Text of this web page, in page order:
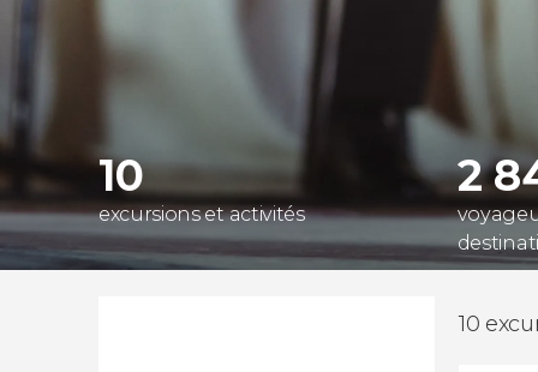
10
excursions et activités
2
10